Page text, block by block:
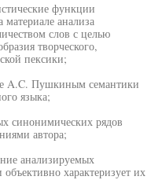
функции
анализа
слов с целью
творческого,
пексики;
A.C. Пушкиным семантики
языка;
синонимических рядов
автора;
анализируемых
характеризует их